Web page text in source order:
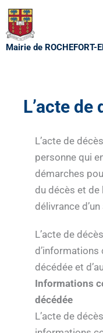
Aller
au
contenu
Mairie de ROCHEFORT-
L’acte de
L’acte de
personne qui
démarches
du décès et de
délivrance
L’acte de
d’informations
décédée et
Informations
décédée
L’acte de